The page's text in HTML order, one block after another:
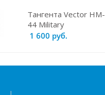
Тангента Vector HM-
44 Military
1 600 руб.